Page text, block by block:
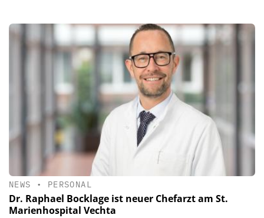
NEWS • PERSONAL
Dr. Raphael Bocklage ist neuer Chefarzt am St.
Marienhospital Vechta